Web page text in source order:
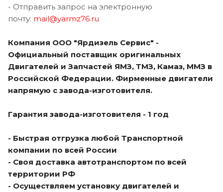
- Отправить запрос на электронную
почту: mail@yarmz76.ru
Компания ООО "Ярдизель Сервис" -
Официальный поставщик оригинальных
Двигателей и Запчастей ЯМЗ, ТМЗ, Камаз, ММЗ в
Российской Федерации. Фирменные двигатели
напрямую с завода-изготовителя.
Гарантия завода-изготовителя - 1 год
- Быстрая отгрузка любой Транспортной
компании по всей России
- Своя доставка автотранспортом по всей
территории РФ
- Осуществляем установку двигателей и